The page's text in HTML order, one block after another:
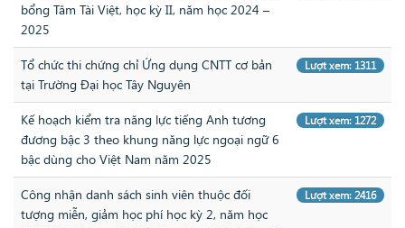
bổng Tâm Tài Việt, học kỳ II, năm học 2024 –
2025
Tổ chức thi chứng chỉ Ứng dụng CNTT cơ bản
tại Trường Đại học Tây Nguyên
Lượt xem: 1311
Kế hoạch kiểm tra năng lực tiếng Anh tương
đương bậc 3 theo khung năng lực ngoại ngữ 6
bậc dùng cho Việt Nam năm 2025
Lượt xem: 1272
Công nhận danh sách sinh viên thuộc đối
tượng miễn, giảm học phí học kỳ 2, năm học
Lượt xem: 2416